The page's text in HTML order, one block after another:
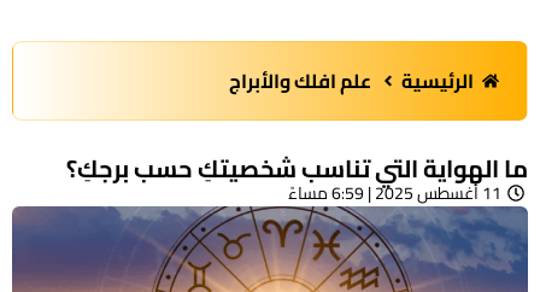
الرئيسية علم افلك والأبراج
ما الهواية التي تناسب شخصيتكِ حسب برجكِ؟
11 أغسطس 2025 | 6:59 مساءً